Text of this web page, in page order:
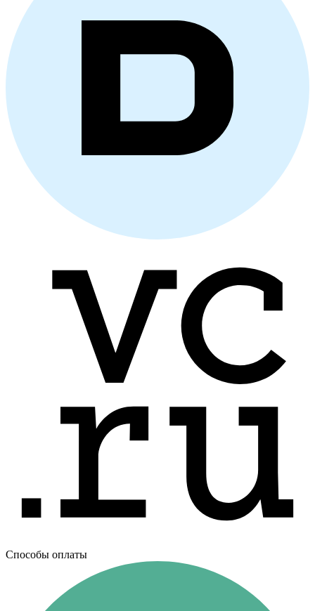
Способы оплаты